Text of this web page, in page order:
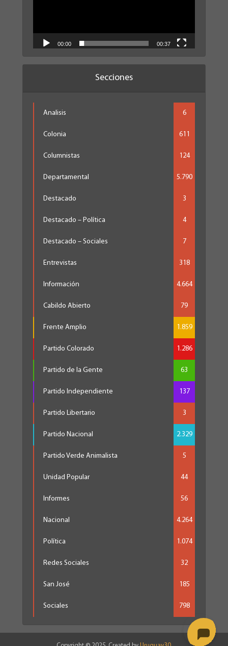
00:00 00:37
Secciones
Analisis 6
Colonia 611
Columnistas 124
Departamental 5.790
Destacado 3
Destacado – Política 4
Destacado – Sociales 7
Entrevistas 318
Información 4.664
Cabildo Abierto 79
Frente Amplio 1.859
Partido Colorado 1.286
Partido de la Gente 63
Partido Independiente 137
Partido Libertario 3
Partido Nacional 2.329
Partido Verde Animalista 5
Unidad Popular 44
Informes 56
Nacional 4.264
Política 1.074
Redes Sociales 32
San José 185
Sociales 798